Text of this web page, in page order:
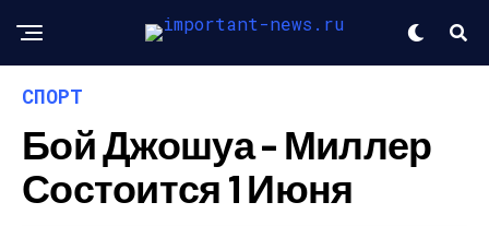
СПОРТ
Бой Джошуа – Миллер
Состоится 1 Июня